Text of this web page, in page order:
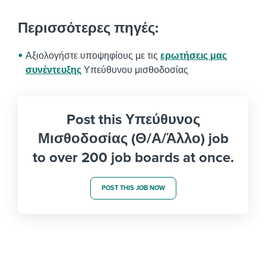
Περισσότερες πηγές:
Αξιολογήστε υποψηφίους με τις ερωτήσεις μας
συνέντευξης Υπεύθυνου μισθοδοσίας
Post this Υπεύθυνος
Μισθοδοσίας (Θ/Α/Άλλο) job
to over 200 job boards at once.
POST THIS JOB NOW